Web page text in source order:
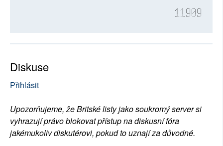
11909
Diskuse
Přihlásit
Upozorňujeme, že Britské listy jako soukromý server si
vyhrazují právo blokovat přístup na diskusní fóra
jakémukoliv diskutérovi, pokud to uznají za důvodné.